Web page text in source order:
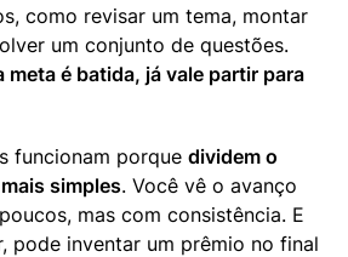
como revisar um tema, montar
meta é batida, já vale partir para
funcionam porque dividem o
simples. Você vê o avanço
mas com consistência. E
pode inventar um prêmio no final